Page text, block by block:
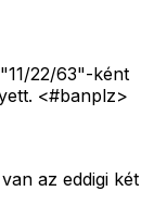
22/63"-ként
<#banplz>
az eddigi két